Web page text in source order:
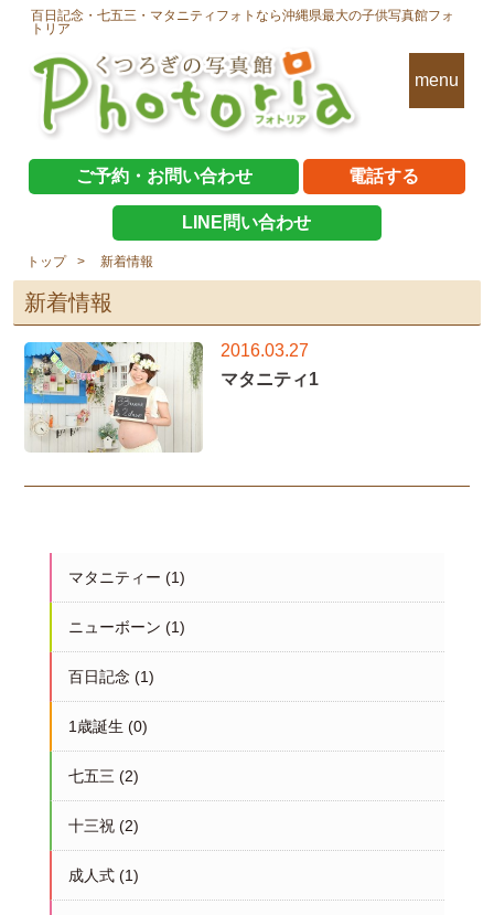
百日記念・七五三・マタニティフォトなら沖縄県最大の子供写真館フォ
トリア
menu
ご予約・お問い合わせ 電話する
LINE問い合わせ
トップ 新着情報
新着情報
2016.03.27
マタニティ1
マタニティー (1)
ニューボーン (1)
百日記念 (1)
1歳誕生 (0)
七五三 (2)
十三祝(2)
成人式(1)